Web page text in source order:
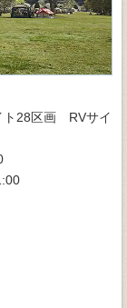
28区画 RVサイ